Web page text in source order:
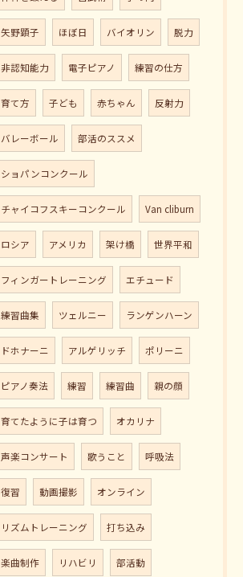
矢野顕子 ほぼ日 バイオリン 脱力
非認知能力 電子ピアノ 練習の仕方
育て方 子ども 赤ちゃん 反射力
バレーボール 部活のススメ
ショパンコンクール
チャイコフスキーコンクール Van cliburn
ロシア アメリカ 架け橋 世界平和
フィンガートレーニング エチュード
練習曲集 ツェルニー ランゲンハーン
ドホナーニ アルゲリッチ ポリーニ
ピアノ奏法 練習 練習曲 親の顔
育てたように子は育つ オカリナ
声楽コンサート 歌うこと 呼吸法
復習 動画撮影 オンライン
リズムトレーニング 打ち込み
楽曲制作 リハビリ 部活動